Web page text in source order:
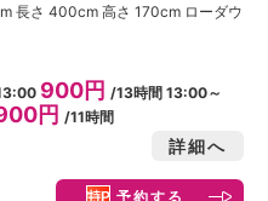
長さ 400cm 高さ 170cm ローダウ
900円 /13時間 13:00～
円 /11時間
詳細へ
予約する